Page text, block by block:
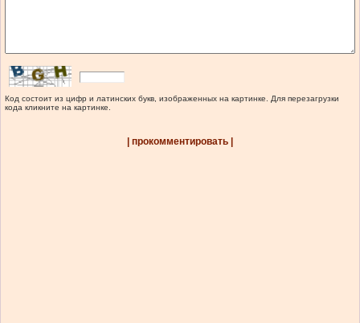
Код состоит из цифр и латинских букв, изображенных на картинке. Для перезагрузки
кода кликните на картинке.
| прокомментировать |